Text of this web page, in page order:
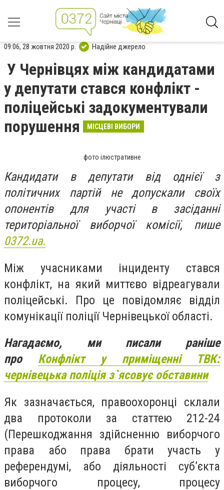
09:06, 28 жовтня 2020 р. Надійне джерело
У Чернівцях між кандидатами
у депутати стався конфлікт -
поліцейські задокументували
порушення
МІСЦЕВІ ВИБОРИ
фото ілюстративне
Кандидати в депутати від однієї з
політичних партій не допускали своїх
опонентів для участі в засіданні
територіальної виборчої комісії, пише
0372.ua.
Між учасниками інциденту стався
конфлікт, на який миттєво відреагували
поліцейські. Про це повідомляє відділ
комунікації поліції Чернівецької області.
Нагадаємо, ми писали раніше
про Конфлікт у приміщенні ТВК:
чернівецька поліція з`ясовує обставини
Як зазначається, правоохоронці склали
два протоколи за статтею 212-24
(Перешкоджання здійсненню виборчого
права або права брати участь у
референдумі, або діяльності суб’єкта
виборчого процесу, процесу